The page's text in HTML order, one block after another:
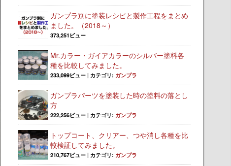
ガンプラ別に塗装レシピと製作工程をまとめ
ました。（2018～）
373,251ビュー
Mr.カラー・ガイアカラーのシルバー塗料各
種を比較してみました。
233,099ビュー | カテゴリ: ガンプラ
ガンプラパーツを塗装した時の塗料の落とし
方
222,256ビュー | カテゴリ: ガンプラ
トップコート、クリアー、つや消し各種を比
較検証してみました。
210,767ビュー | カテゴリ: ガンプラ